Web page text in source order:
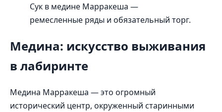
Сук в медине Марракеша —
ремесленные ряды и обязательный торг.
Медина: искусство выживания
в лабиринте
Медина Марракеша — это огромный
исторический центр, окруженный старинными